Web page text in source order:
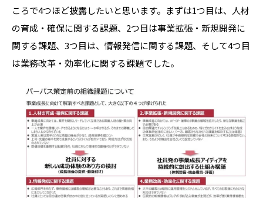
ころで4つほど披露したいと思います。まずは1つ目は、人材
の育成・確保に関する課題、2つ目は事業拡張・新規開発に
関する課題、3つ目は、情報発信に関する課題、そして4つ目
は業務改革・効率化に関する課題でした。